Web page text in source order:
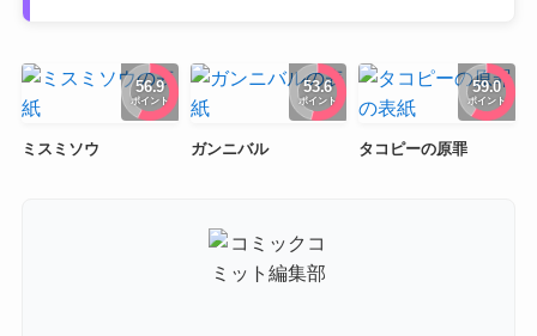
56.9
ポイント
ミスミソウ
53.6
ポイント
ガンニバル
59.0
ポイント
タコピーの原罪